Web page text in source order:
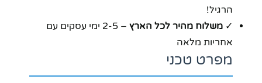
הרגיל!
✓ משלוח מהיר לכל הארץ
– 2-5 ימי עסקים עם
אחריות מלאה
מפרט טכני